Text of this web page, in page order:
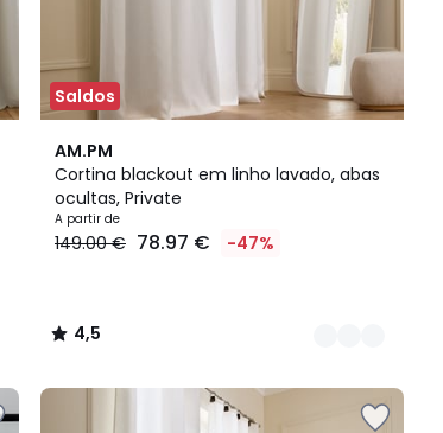
Saldos
AM.PM
Cortina blackout em linho lavado, abas
ocultas, Private
A partir de
149.00 € 78.97 € -47%
4,5
/ 5
11
Cores
4,5
/